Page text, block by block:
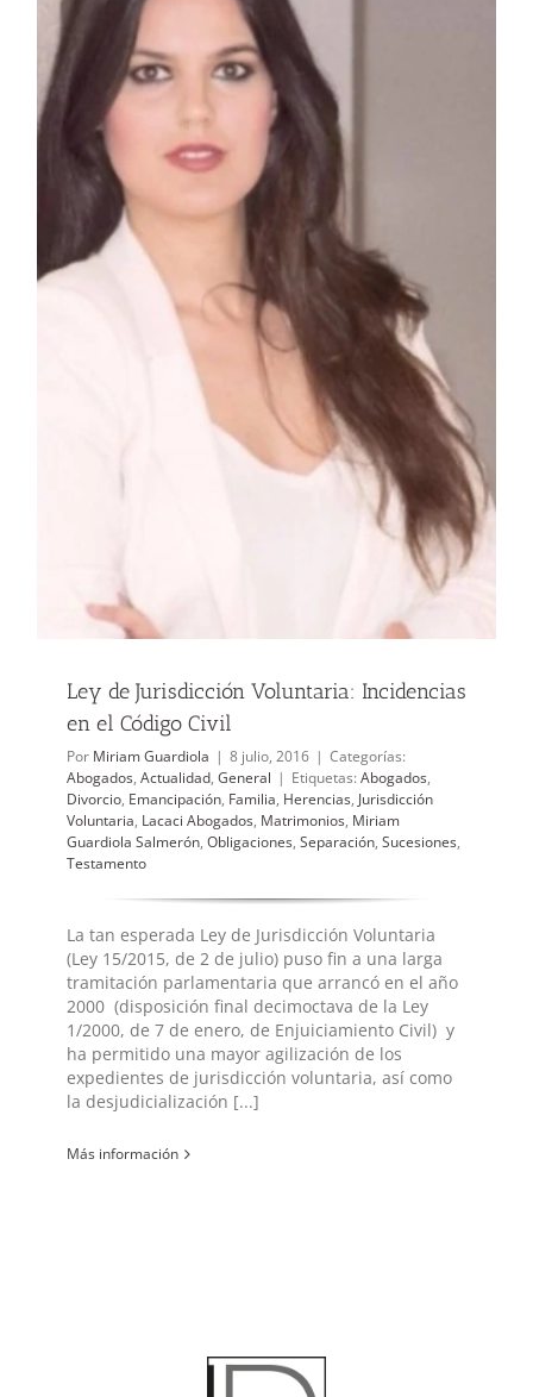
Ley de Jurisdicción Voluntaria: Incidencias
en el Código Civil
Por Miriam Guardiola | 8 julio, 2016 | Categorías:
Abogados, Actualidad, General | Etiquetas: Abogados,
Divorcio, Emancipación, Familia, Herencias, Jurisdicción
Voluntaria, Lacaci Abogados, Matrimonios, Miriam
Guardiola Salmerón, Obligaciones, Separación, Sucesiones,
Testamento
La tan esperada Ley de Jurisdicción Voluntaria
(Ley 15/2015, de 2 de julio) puso fin a una larga
tramitación parlamentaria que arrancó en el año
2000 (disposición final decimoctava de la Ley
1/2000, de 7 de enero, de Enjuiciamiento Civil) y
ha permitido una mayor agilización de los
expedientes de jurisdicción voluntaria, así como
la desjudicialización [...]
Más información